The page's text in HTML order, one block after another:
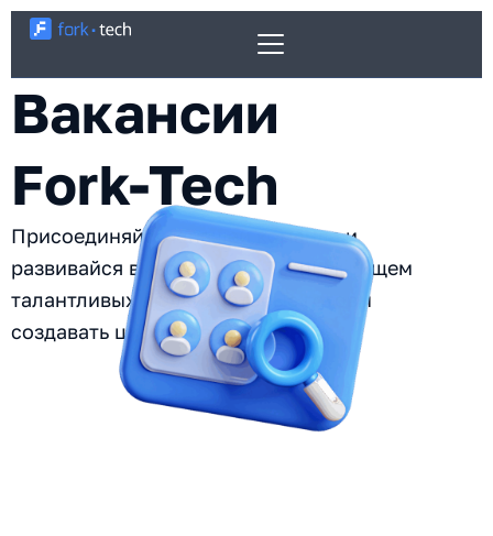
Перейти
содержимому
Вакансии
Fork-Tech
Присоединяйся к нашей команде и
развивайся вместе с Fork-Tech! Мы ищем
талантливых людей, которые готовы
создавать цифровое будущее